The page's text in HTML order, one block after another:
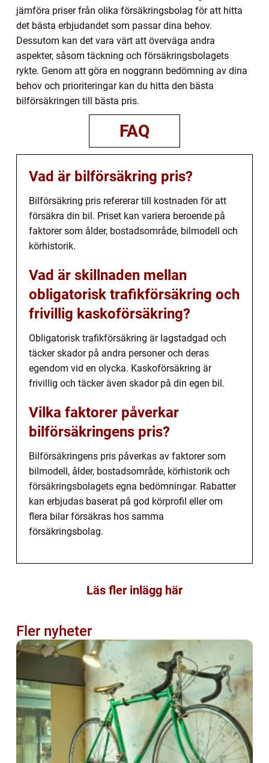
jämföra priser från olika försäkringsbolag för att hitta
det bästa erbjudandet som passar dina behov.
Dessutom kan det vara värt att överväga andra
aspekter, såsom täckning och försäkringsbolagets
rykte. Genom att göra en noggrann bedömning av dina
behov och prioriteringar kan du hitta den bästa
bilförsäkringen till bästa pris.
FAQ
Vad är bilförsäkring pris?
Bilförsäkring pris refererar till kostnaden för att
försäkra din bil. Priset kan variera beroende på
faktorer som ålder, bostadsområde, bilmodell och
körhistorik.
Vad är skillnaden mellan
obligatorisk trafikförsäkring och
frivillig kaskoförsäkring?
Obligatorisk trafikförsäkring är lagstadgad och
täcker skador på andra personer och deras
egendom vid en olycka. Kaskoförsäkring är
frivillig och täcker även skador på din egen bil.
Vilka faktorer påverkar
bilförsäkringens pris?
Bilförsäkringens pris påverkas av faktorer som
bilmodell, ålder, bostadsområde, körhistorik och
försäkringsbolagets egna bedömningar. Rabatter
kan erbjudas baserat på god körprofil eller om
flera bilar försäkras hos samma
försäkringsbolag.
Läs fler inlägg här
Fler nyheter